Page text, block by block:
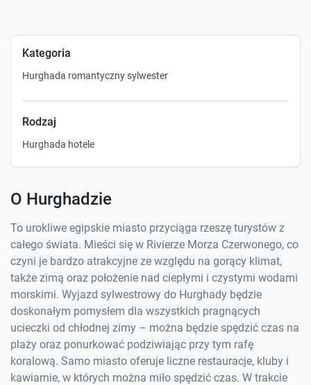
Kategoria
Hurghada romantyczny sylwester
Rodzaj
Hurghada hotele
O Hurghadzie
To urokliwe egipskie miasto przyciąga rzeszę turystów z
całego świata. Mieści się w Rivierze Morza Czerwonego, co
czyni je bardzo atrakcyjne ze względu na gorący klimat,
także zimą oraz położenie nad ciepłymi i czystymi wodami
morskimi. Wyjazd sylwestrowy do Hurghady będzie
doskonałym pomysłem dla wszystkich pragnących
ucieczki od chłodnej zimy – można będzie spędzić czas na
plaży oraz ponurkować podziwiając przy tym rafę
koralową. Samo miasto oferuje liczne restauracje, kluby i
kawiarnie, w których można miło spędzić czas. W trakcie